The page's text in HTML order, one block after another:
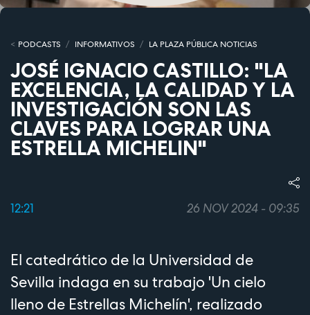
PODCASTS INFORMATIVOS LA PLAZA PÚBLICA NOTICIAS
JOSÉ IGNACIO CASTILLO: "LA
EXCELENCIA, LA CALIDAD Y LA
INVESTIGACIÓN SON LAS
CLAVES PARA LOGRAR UNA
ESTRELLA MICHELIN"
12:21 26 NOV 2024 - 09:35
El catedrático de la Universidad de
Sevilla indaga en su trabajo 'Un cielo
lleno de Estrellas Michelín', realizado